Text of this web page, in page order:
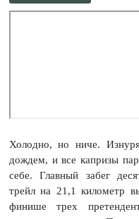
Холодно, но ниче.
дождем, и все капризы
себе. Главный забег
трейл на 21,1 километр
финише трех